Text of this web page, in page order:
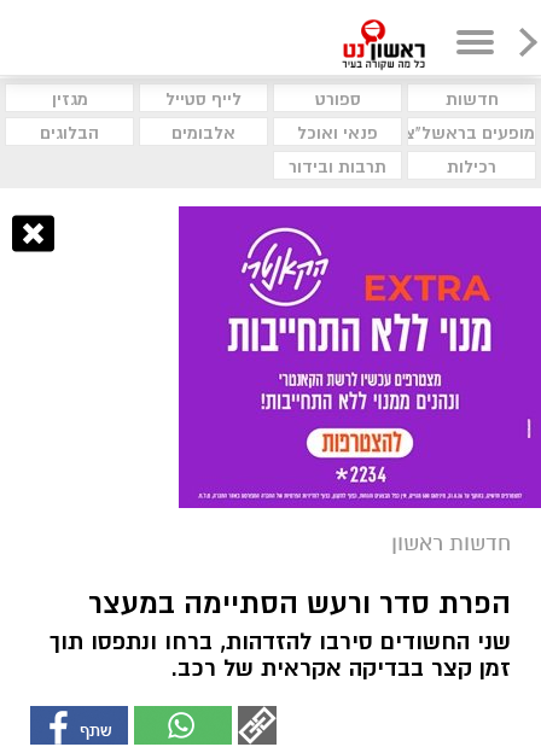
חדשות ספורט לייף סטייל
מגזין
מופעים בראשל"צ
פנאי ואוכל אלבומים
הבלוגים
רכילות
תרבות ובידור
חדשות ראשון
הפרת סדר ורעש הסתיימה במעצר
שני החשודים סירבו להזדהות, ברחו ונתפסו תוך
זמן קצר בבדיקה אקראית של רכב.